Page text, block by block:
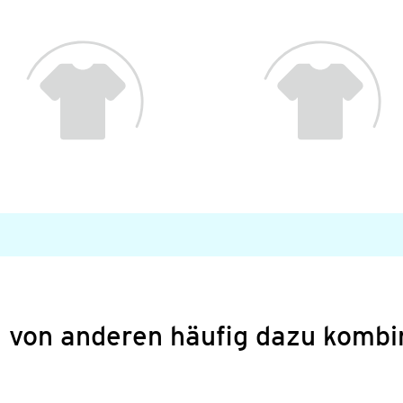
von anderen häufig dazu